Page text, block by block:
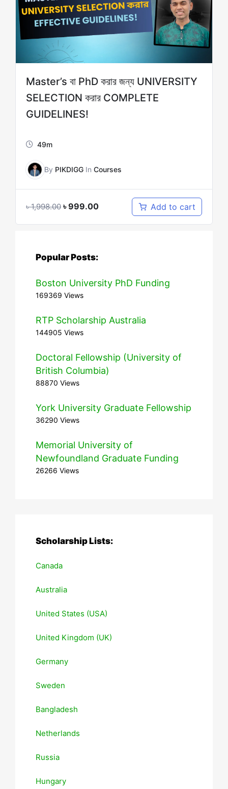
Master’s বা PhD করার জন্য UNIVERSITY
SELECTION করার COMPLETE
GUIDELINES!
49m
By PIKDIGG In Courses
৳1,998.00 ৳999.00 Add to cart
Popular Posts:
Boston University PhD Funding
169369 Views
RTP Scholarship Australia
144905 Views
Doctoral Fellowship (University of
British Columbia)
88870 Views
York University Graduate Fellowship
36290 Views
Memorial University of
Newfoundland Graduate Funding
26266 Views
Scholarship Lists:
Canada
Australia
United States (USA)
United Kingdom (UK)
Germany
Sweden
Bangladesh
Netherlands
Russia
Hungary